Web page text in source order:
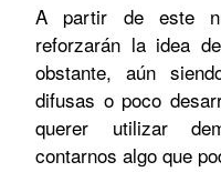
A partir de este
reforzarán la idea
obstante, aún
difusas o poco
querer utilizar
contarnos algo que